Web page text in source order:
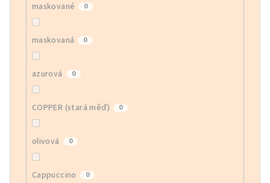
maskované 0
maskovaná 0
azurová 0
COPPER (stará měď) 0
olivová 0
Cappuccino 0